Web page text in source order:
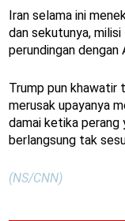
Iran selama ini
dan sekutunya,
perundingan dengan
Trump pun khawatir
merusak upayanya
damai ketika perang
berlangsung tak
(NS/CNN)